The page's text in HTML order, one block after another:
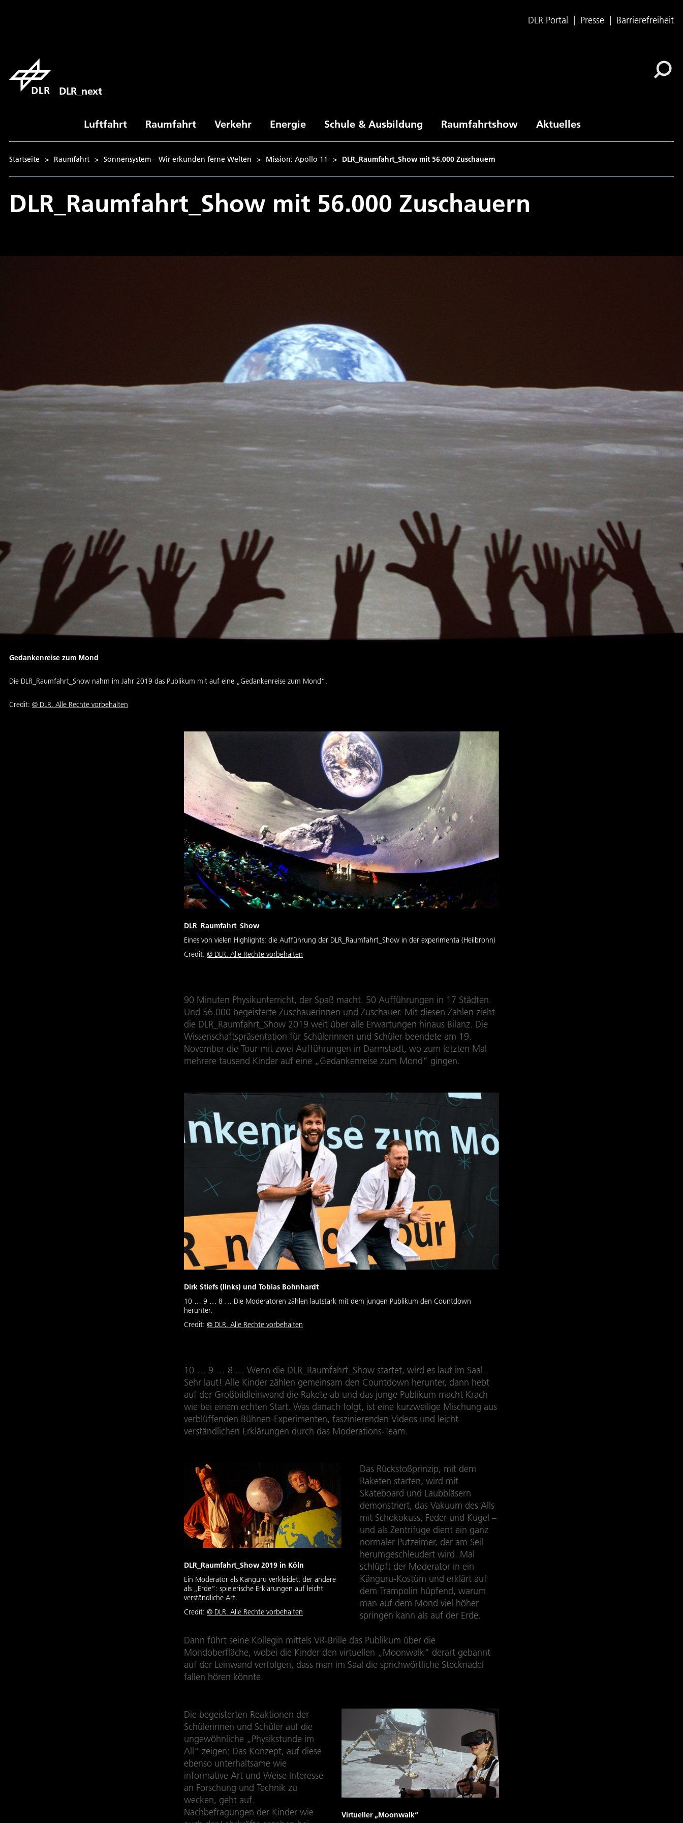
DLR Portal Presse Barrierefreiheit
DLR_next
Luftfahrt Raumfahrt Verkehr Energie Schule & Ausbildung Raumfahrtshow Aktuelles
Startseite > Raumfahrt > Sonnensystem – Wir erkunden ferne Welten > Mission: Apollo 11 > DLR_Raumfahrt_Show mit 56.000 Zuschauern
DLR_Raumfahrt_Show mit 56.000 Zuschauern
Gedankenreise zum Mond
Die DLR_Raumfahrt_Show nahm im Jahr 2019 das Publikum mit auf eine „Gedankenreise zum Mond“.
Credit: © DLR. Alle Rechte vorbehalten
DLR_Raumfahrt_Show
Eines von vielen Highlights: die Aufführung der DLR_Raumfahrt_Show in der experimenta (Heilbronn)
Credit: © DLR. Alle Rechte vorbehalten
90 Minuten Physikunterricht, der Spaß macht. 50 Aufführungen in 17 Städten.
Und 56.000 begeisterte Zuschauerinnen und Zuschauer. Mit diesen Zahlen zieht
die DLR_Raumfahrt_Show 2019 weit über alle Erwartungen hinaus Bilanz. Die
Wissenschaftspräsentation für Schülerinnen und Schüler beendete am 19.
November die Tour mit zwei Aufführungen in Darmstadt, wo zum letzten Mal
mehrere tausend Kinder auf eine „Gedankenreise zum Mond“ gingen.
Dirk Stiefs (links) und Tobias Bohnhardt
10 … 9 … 8 … Die Moderatoren zählen lautstark mit dem jungen Publikum den Countdown
herunter.
Credit: © DLR. Alle Rechte vorbehalten
10 … 9 … 8 … Wenn die DLR_Raumfahrt_Show startet, wird es laut im Saal.
Sehr laut! Alle Kinder zählen gemeinsam den Countdown herunter, dann hebt
auf der Großbildleinwand die Rakete ab und das junge Publikum macht Krach
wie bei einem echten Start. Was danach folgt, ist eine kurzweilige Mischung aus
verblüffenden Bühnen-Experimenten, faszinierenden Videos und leicht
verständlichen Erklärungen durch das Moderations-Team.
DLR_Raumfahrt_Show 2019 in Köln
Ein Moderator als Känguru verkleidet, der andere
als „Erde“: spielerische Erklärungen auf leicht
verständliche Art.
Credit: © DLR. Alle Rechte vorbehalten
Das Rückstoßprinzip, mit dem
Raketen starten, wird mit
Skateboard und Laubbläsern
demonstriert, das Vakuum des Alls
mit Schokokuss, Feder und Kugel –
und als Zentrifuge dient ein ganz
normaler Putzeimer, der am Seil
herumgeschleudert wird. Mal
schlüpft der Moderator in ein
Känguru-Kostüm und erklärt auf
dem Trampolin hüpfend, warum
man auf dem Mond viel höher
springen kann als auf der Erde.
Dann führt seine Kollegin mittels VR-Brille das Publikum über die
Mondoberfläche, wobei die Kinder den virtuellen „Moonwalk“ derart gebannt
auf der Leinwand verfolgen, dass man im Saal die sprichwörtliche Stecknadel
fallen hören könnte.
Virtueller „Moonwalk“
Die begeisterten Reaktionen der
Schülerinnen und Schüler auf die
ungewöhnliche „Physikstunde im
All“ zeigen: Das Konzept, auf diese
ebenso unterhaltsame wie
informative Art und Weise Interesse
an Forschung und Technik zu
wecken, geht auf.
Nachbefragungen der Kinder wie